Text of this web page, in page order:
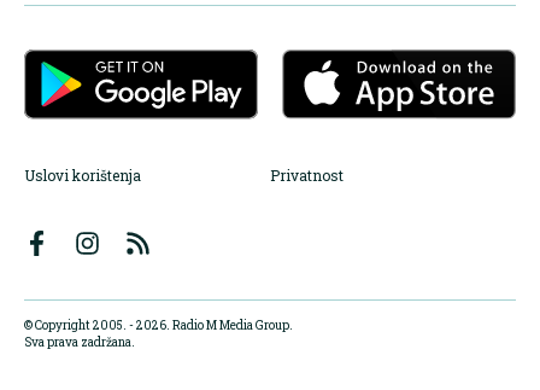
Uslovi korištenja Privatnost
© Copyright 2005. - 2026. Radio M Media Group.
Sva prava zadržana.